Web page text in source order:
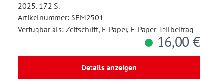
2025, 172 S.
Artikelnummer: SEM2501
Verfügbar als: Zeitschrift, E-Paper, E-Paper-Teilbeitrag
16,00 €
Details anzeigen